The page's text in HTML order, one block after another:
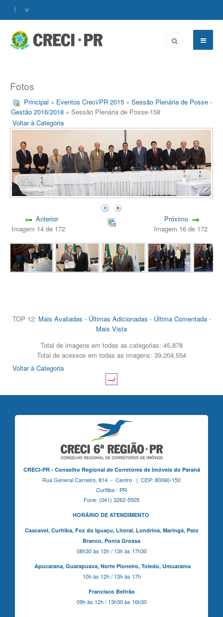
Fotos
Principal » Eventos Creci/PR 2015 » Sessão Plenária de Posse -
Gestão 2016/2018 » Sessão Plenária de Posse-158
Voltar à Categoria
Anterior
Imagem 14 de 172
Próximo
Imagem 16 de 172
TOP 12: Mais Avaliadas - Últimas Adicionadas - Última Comentada-
Mais Vista
Total de imagens em todas as categorias: 45,878
Total de acessos em todas as imagens: 39,204,554
Voltar à Categoria
CRECI-PR - Conselho Regional de Corretores de Imóveis do Paraná
Rua General Carneiro, 814 - Centro | CEP: 80060-150
Curitiba - PR
Fone: (041) 3262-5505
HORÁRIO DE ATENDIMENTO
Cascavel, Curitiba,Foz do Iguaçu, Litoral, Londrina, Maringá, Pato
Branco, Ponta Grossa
08h30 às 12h / 13h às 17h30
Apucarana, Guarapuava, Norte Pioneiro, Toledo, Umuarama
10h às 12h / 13h às 17h
Francisco Beltrão
09h às 12h / 13h30 às 16h30